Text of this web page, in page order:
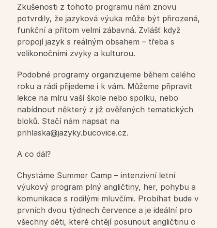
Další služby
Summer Camp
Studium v zahraničí
Challenge 18
Příprava na STANAG
Příprava na Cambridge
Doučování předmětů
Zkušenosti z tohoto programu nám znovu
potvrdily, že jazyková výuka může být přirozená,
funkční a přitom velmi zábavná. Zvlášť když
propojí jazyk s reálným obsahem – třeba s
velikonočními zvyky a kulturou.
Podobné programy organizujeme během celého
roku a rádi přijedeme i k vám. Můžeme připravit
lekce na míru vaší škole nebo spolku, nebo
nabídnout některý z již ověřených tematických
bloků. Stačí nám napsat na
prihlaska@jazyky.bucovice.cz.
A co dál?
Chystáme Summer Camp – intenzivní letní
výukový program plný angličtiny, her, pohybu a
komunikace s rodilými mluvčími. Probíhat bude v
prvních dvou týdnech července a je ideální pro
všechny děti, které chtějí posunout angličtinu o